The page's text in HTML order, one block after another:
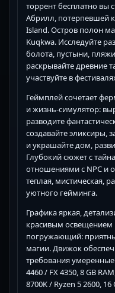
торрент бесплатно вы
Абрилл, потерпевшей
Island. Остров полон
Kuqkwa. Исследуйте
болота, пустыни,
раскрывайте древние
участвуйте в
Геймплей сочетает
и жизнь-симулятор:
разводите
создавайте эликсиры,
и украшайте дом,
Глубокий сюжет с
отношениями с NPC и
теплая, мистическая,
уютного гейминга.
Графика яркая,
красивым
погружающий:
магии. Движок
требования
4460 / FX 4350, 8 GB
8700K / Ryzen 5 2600, 16